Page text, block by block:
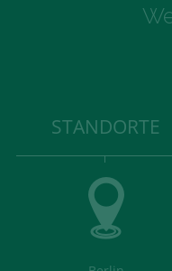
STANDORTE